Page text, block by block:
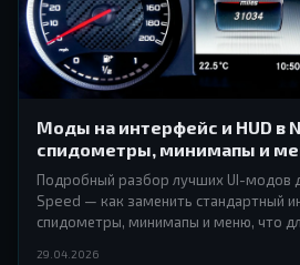
Моды на интерфейс и HUD в
спидометры, минимапы и
Подробный разбор лучших UI-модов
Speed — как заменить стандартный
спидометры, минимапы и меню, что
29.04.2026